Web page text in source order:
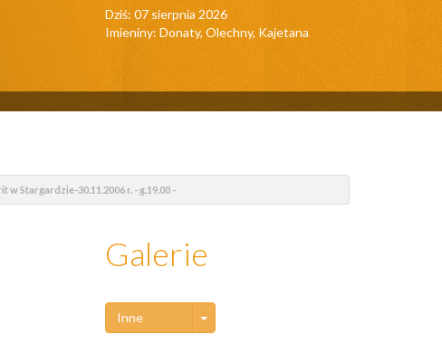
Dziś: 07 sierpnia 2026
Imieniny: Donaty, Olechny, Kajetana
Stargardzie-30.11.2006 r. - g.19.00 -
Galerie
Inne Toggle Dropdown